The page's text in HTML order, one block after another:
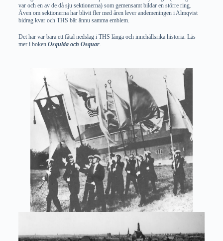
var och en av de då sju sektionerna) som gemensamt bildar en större ring.
Även om sektionerna har blivit fler med åren lever andemeningen i Almqvist
bidrag kvar och THS bär ännu samma emblem.
Det här var bara ett fåtal nedslag i THS långa och innehållsrika historia. Läs
mer i boken Osqulda och Osquar.